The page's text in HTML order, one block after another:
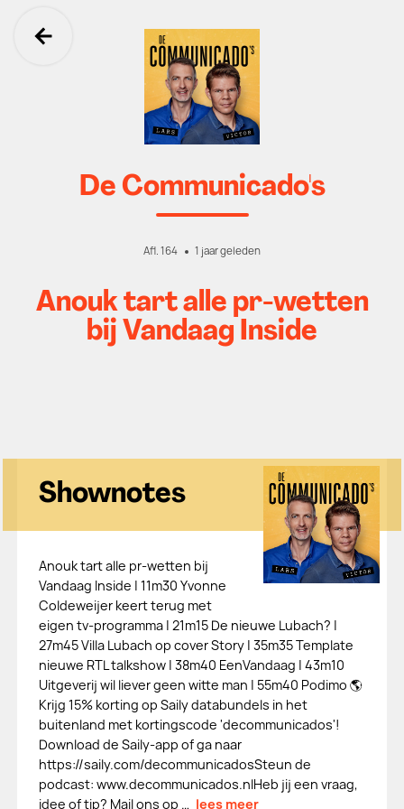
Ga terug
De Communicado's
Afl. 164 1 jaar geleden
Anouk tart alle pr-wetten
bij Vandaag Inside
Shownotes
Anouk tart alle pr-wetten bij
Vandaag Inside | 11m30 Yvonne
Coldeweijer keert terug met
eigen tv-programma | 21m15 De nieuwe Lubach? |
27m45 Villa Lubach op cover Story | 35m35 Template
nieuwe RTL talkshow | 38m40 EenVandaag | 43m10
Uitgeverij wil liever geen witte man | 55m40 Podimo 🌎
Krijg 15% korting op Saily databundels in het
buitenland met kortingscode 'decommunicados'!
Download de Saily-app of ga naar
https://saily.com/decommunicadosSteun de
podcast: ⁠⁠⁠⁠⁠⁠⁠⁠⁠⁠⁠www.decommunicados.nl⁠⁠⁠⁠⁠⁠⁠⁠⁠⁠⁠Heb jij een vraag,
idee of tip? Mail ons op ⁠⁠⁠⁠⁠⁠⁠⁠⁠⁠… lees meer